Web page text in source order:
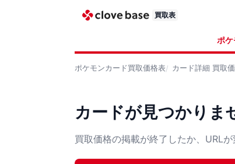
買取表
ポ
ポケモンカード買取価格表 カード詳細 買取
カードが見つかりま
買取価格の掲載が終了したか、URLが